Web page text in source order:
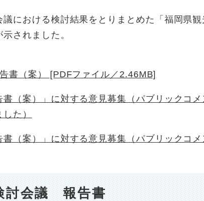
における検討結果をとりまとめた「福岡県観
されました。
書（案） [PDFファイル／2.46MB]
（案）」に対する意見募集（パブリックコメ
た）
（案）」に対する意見募集（パブリックコメ
討会議 報告書